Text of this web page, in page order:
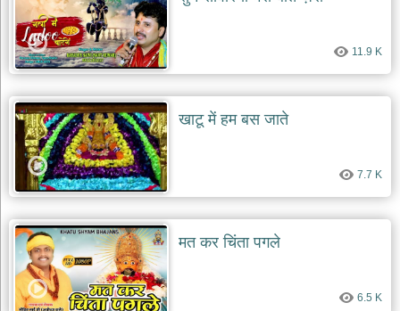
11.9 K
खाटू में हम बस जाते
7.7 K
मत कर चिंता पगले
6.5 K